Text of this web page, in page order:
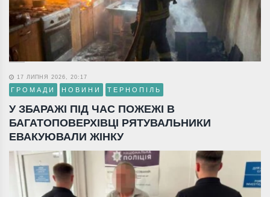
17 ЛИПНЯ 2026, 20:17
ГРОМАДИ НОВИНИ ТЕРНОПІЛЬ
У ЗБАРАЖІ ПІД ЧАС ПОЖЕЖІ В
БАГАТОПОВЕРХІВЦІ РЯТУВАЛЬНИКИ
ЕВАКУЮВАЛИ ЖІНКУ